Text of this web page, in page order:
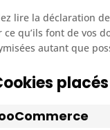
lire la déclaration
ce qu’ils font de vos
autant que
placés